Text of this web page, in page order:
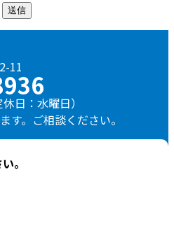
11
日：水曜日）
。ご相談ください。
。